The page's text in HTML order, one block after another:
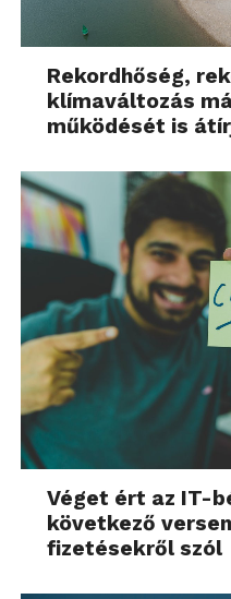
Rekordhőség,
klímaváltozás
működését is
Véget ért az IT-
következő
fizetésekről szól